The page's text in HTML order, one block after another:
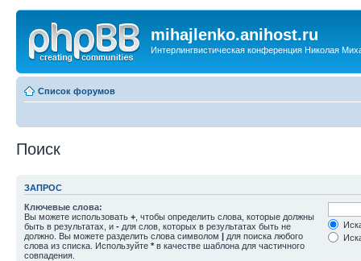
mihajlenko.anihost.ru
Интерлингвистическая конференция Николая
Список форумов
Поиск
ЗАПРОС
Ключевые слова:
Вы можете использовать + , чтобы определить слова, которые должны
быть в результатах, и - для слов, которых в результатах быть не
должно. Вы можете разделить слова символом | для поиска любого
слова из списка. Используйте * в качестве шаблона для частичного
совпадения.